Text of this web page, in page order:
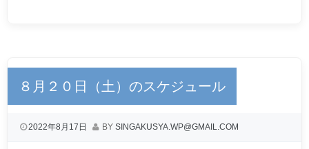
８月２０日（土）のスケジュール
2022年8月17日 BY SINGAKUSYA.WP@GMAIL.COM